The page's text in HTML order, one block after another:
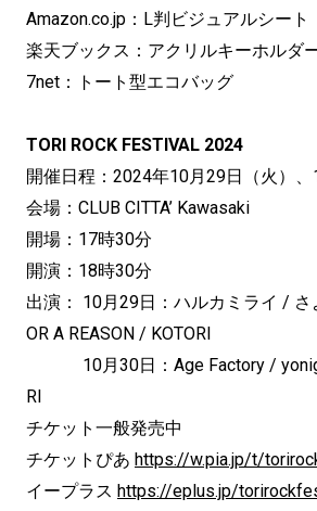
Amazon.co.jp：L判ビジュアルシート
楽天ブックス：アクリルキーホルダ
7net：トート型エコバッグ
TORI ROCK FESTIVAL 2024
開催日程：2024年10月29日（火）、
会場：CLUB CITTA’ Kawasaki
開場：17時30分
開演：18時30分
出演： 10月29日：ハルカミライ /
OR A REASON / KOTORI
10月30日：Age Factory /
RI
チケット一般発売中
チケットぴあ https://w.pia.jp/t/
イープラス https://eplus.jp/